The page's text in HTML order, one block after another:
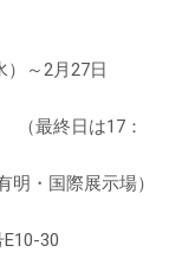
2月27日
日は17：
国際展示場）
30